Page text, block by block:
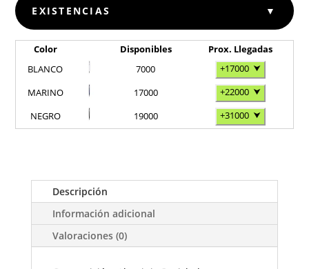
EXISTENCIAS ▼
Color Disponibles
Prox. Llegadas
BLANCO
7000 +17000 ⮟
MARINO
17000 +22000 ⮟
NEGRO
19000 +31000 ⮟
Descripción
Información adicional
Valoraciones (0)